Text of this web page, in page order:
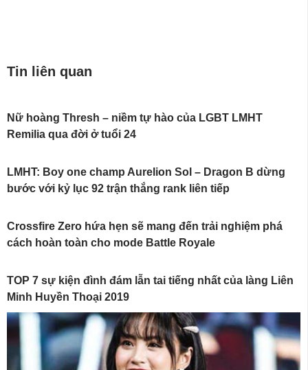
Tin liên quan
Nữ hoàng Thresh – niềm tự hào của LGBT LMHT
Remilia qua đời ở tuổi 24
LMHT: Boy one champ Aurelion Sol – Dragon B dừng
bước với kỷ lục 92 trận thắng rank liên tiếp
Crossfire Zero hứa hẹn sẽ mang đến trải nghiệm phá
cách hoàn toàn cho mode Battle Royale
TOP 7 sự kiện đình đám lẫn tai tiếng nhất của làng Liên
Minh Huyền Thoại 2019